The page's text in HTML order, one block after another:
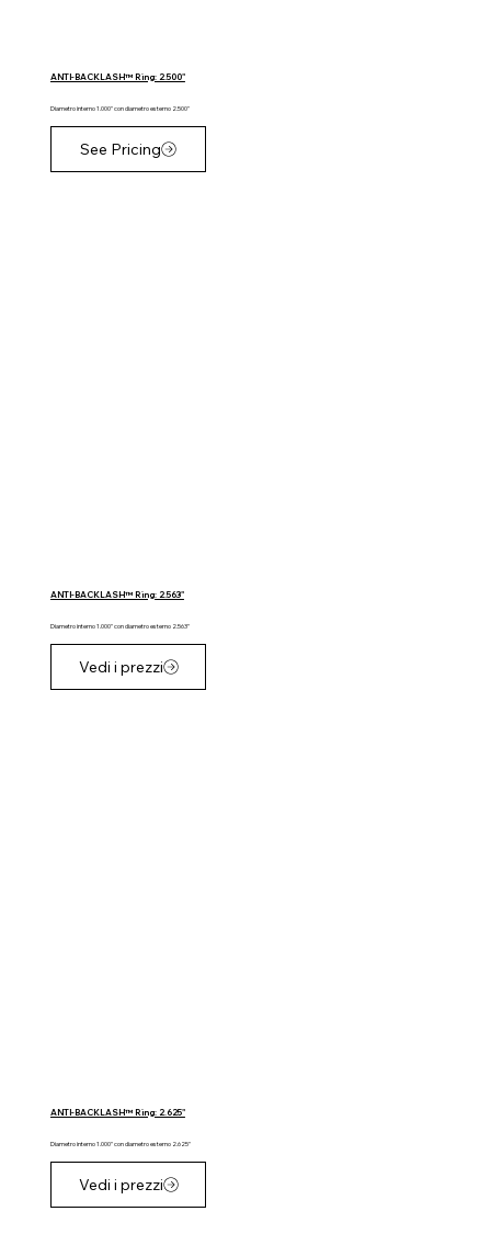
ANTI-BACKLASH™ Ring: 2.500"
Diametro interno 1.000" con diametro esterno 2.500"
See Pricing
ANTI-BACKLASH™ Ring: 2.563"
Diametro interno 1.000" con diametro esterno 2.563"
Vedi i prezzi
ANTI-BACKLASH™ Ring: 2.625"
Diametro interno 1.000" con diametro esterno 2.625"
Vedi i prezzi